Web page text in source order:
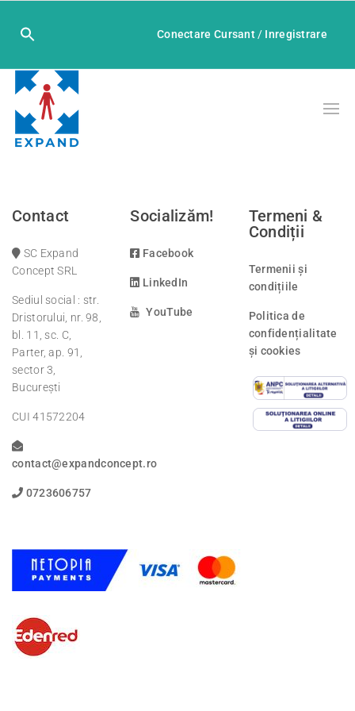
Conectare Cursant / Inregistrare
Contact
SC Expand
Concept SRL
Sediul social : str.
Dristorului, nr. 98,
bl. 11, sc. C,
Parter, ap. 91,
sector 3,
București
CUI 41572204
contact@expandconcept.ro
0723606757
Socializăm!
Facebook
LinkedIn
YouTube
Termeni &
Condiții
Termenii și
condițiile
Politica de
confidențialitate
și cookies